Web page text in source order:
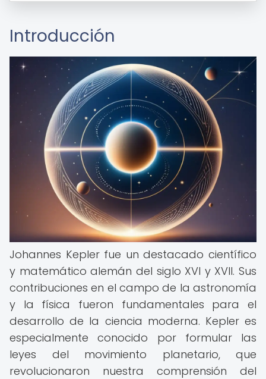
Introducción
Johannes Kepler fue un destacado científico
y matemático alemán del siglo XVI y XVII. Sus
contribuciones en el campo de la astronomía
y la física fueron fundamentales para el
desarrollo de la ciencia moderna. Kepler es
especialmente conocido por formular las
leyes del movimiento planetario, que
revolucionaron nuestra comprensión del